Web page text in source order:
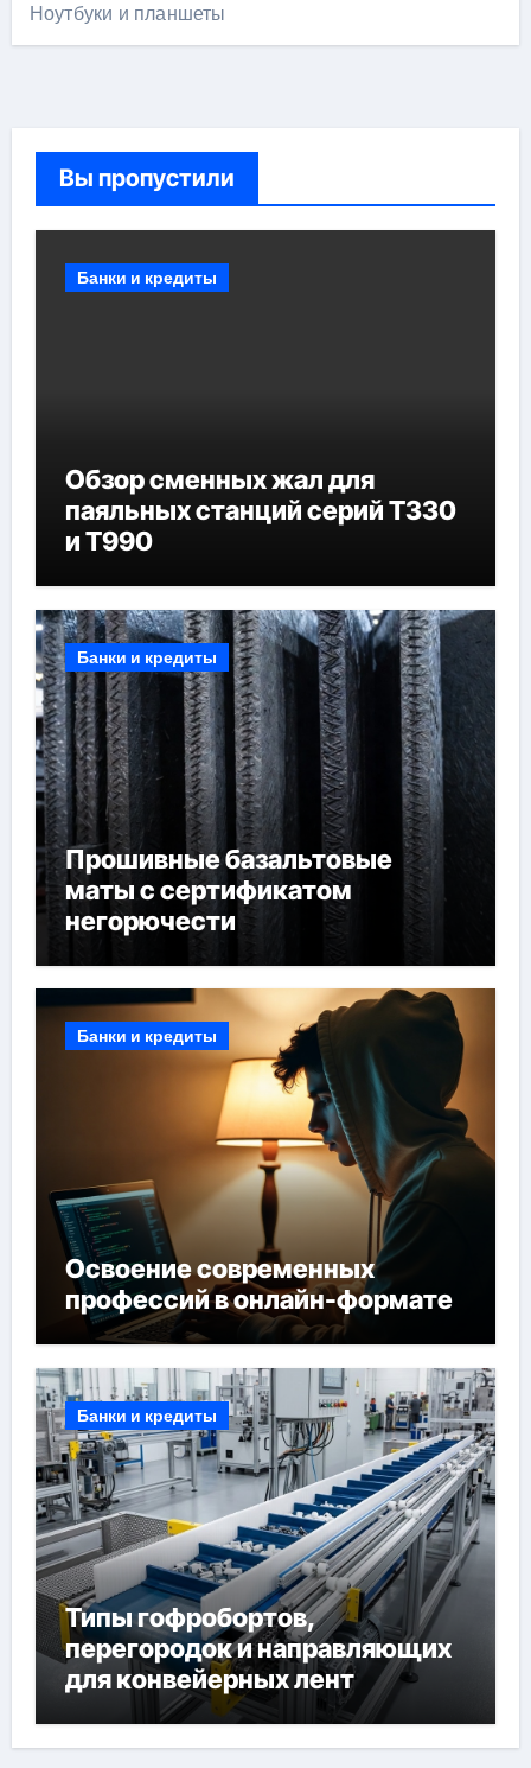
Ноутбуки и планшеты
Вы пропустили
Банки и кредиты
Обзор сменных жал для
паяльных станций серий T330
и T990
Банки и кредиты
Прошивные базальтовые
маты с сертификатом
негорючести
Банки и кредиты
Освоение современных
профессий в онлайн-формате
Банки и кредиты
Типы гофробортов,
перегородок и направляющих
для конвейерных лент